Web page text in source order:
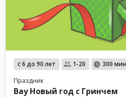
с 6 до 90 лет 1-20 300 мин
Праздник
Вау Новый год с Гринчем